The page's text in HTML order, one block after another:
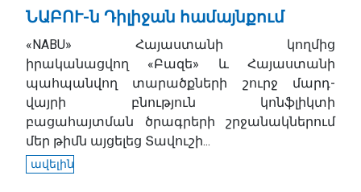
ՆԱԲՈՒ-ն Դիլիջան համայնքում
«NABU» Հայաստանի կողմից
իրականացվող «Բազե» և Հայաստանի
պահպանվող տարածքների շուրջ մարդ-
վայրի բնություն կոնֆլիկտի
բացահայտման ծրագրերի շրջանակներում
մեր թիմն այցելեց Տավուշի...
ավելին